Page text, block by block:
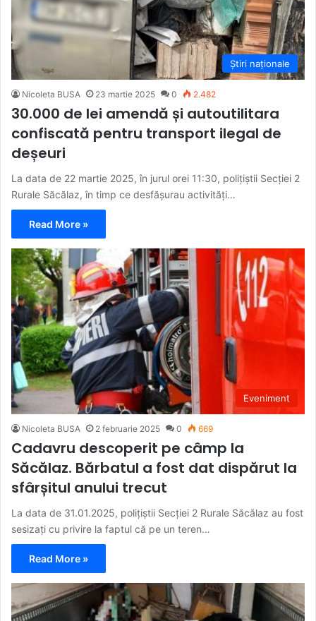
Știri naționale
Nicoleta BUSA 23 martie 2025 0 2.482
30.000 de lei amendă și autoutilitara
confiscată pentru transport ilegal de
deșeuri
La data de 22 martie 2025, în jurul orei 11:30, polițiștii Secției 2
Rurale Săcălaz, în timp ce desfășurau activități…
Read More »
Eveniment
Nicoleta BUSA 2 februarie 2025 0 669
Cadavru descoperit pe câmp la
Săcălaz. Bărbatul a fost dat dispărut la
sfârșitul anului trecut
La data de 31.01.2025, polițiștii Secției 2 Rurale Săcălaz au fost
sesizați cu privire la faptul că pe un teren…
Read More »